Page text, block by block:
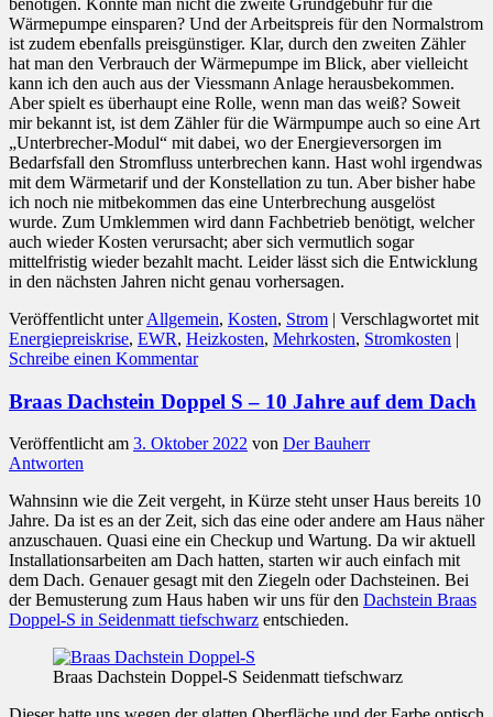
benötigen. Könnte man nicht die zweite Grundgebühr für die
Wärmepumpe einsparen? Und der Arbeitspreis für den Normalstrom
ist zudem ebenfalls preisgünstiger. Klar, durch den zweiten Zähler
hat man den Verbrauch der Wärmepumpe im Blick, aber vielleicht
kann ich den auch aus der Viessmann Anlage herausbekommen.
Aber spielt es überhaupt eine Rolle, wenn man das weiß? Soweit
mir bekannt ist, ist dem Zähler für die Wärmpumpe auch so eine Art
„Unterbrecher-Modul“ mit dabei, wo der Energieversorgen im
Bedarfsfall den Stromfluss unterbrechen kann. Hast wohl irgendwas
mit dem Wärmetarif und der Konstellation zu tun. Aber bisher habe
ich noch nie mitbekommen das eine Unterbrechung ausgelöst
wurde. Zum Umklemmen wird dann Fachbetrieb benötigt, welcher
auch wieder Kosten verursacht; aber sich vermutlich sogar
mittelfristig wieder bezahlt macht. Leider lässt sich die Entwicklung
in den nächsten Jahren nicht genau vorhersagen.
Veröffentlicht unter Allgemein, Kosten, Strom | Verschlagwortet mit
Energiepreiskrise, EWR, Heizkosten, Mehrkosten, Stromkosten |
Schreibe einen Kommentar
Braas Dachstein Doppel S – 10 Jahre auf dem Dach
Veröffentlicht am 3. Oktober 2022 von Der Bauherr
Antworten
Wahnsinn wie die Zeit vergeht, in Kürze steht unser Haus bereits 10
Jahre. Da ist es an der Zeit, sich das eine oder andere am Haus näher
anzuschauen. Quasi eine ein Checkup und Wartung. Da wir aktuell
Installationsarbeiten am Dach hatten, starten wir auch einfach mit
dem Dach. Genauer gesagt mit den Ziegeln oder Dachsteinen. Bei
der Bemusterung zum Haus haben wir uns für den Dachstein Braas
Doppel-S in Seidenmatt tiefschwarz entschieden.
Braas Dachstein Doppel-S Seidenmatt tiefschwarz